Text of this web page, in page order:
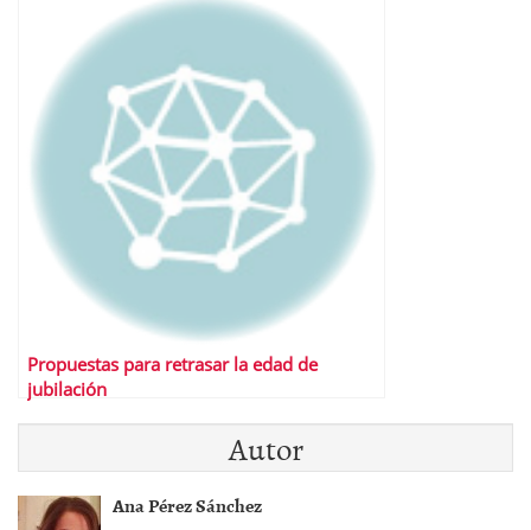
Propuestas para retrasar la edad de
jubilación
Autor
Ana Pérez Sánchez